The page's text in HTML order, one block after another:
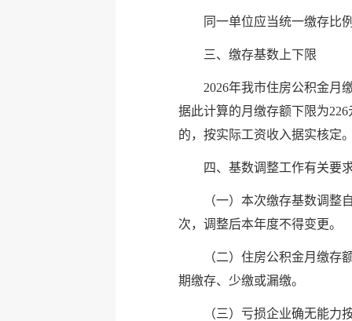
同一单位应当统一缴存比
三、缴存基数上下限
2026年我市住房公积金月
据此计算的月缴存额下限为
的，按实际工资收入据实核定
四、基数调整工作有关要
（一）本次缴存基数调整
次，调整后本年度不得变更。
（二）住房公积金月缴
期缴存、少缴或漏缴。
（三）亏损企业确无能力